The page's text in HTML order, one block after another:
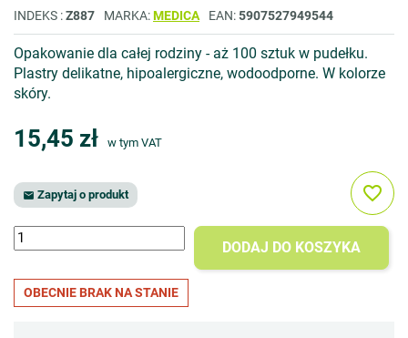
INDEKS Z887 MARKA MEDICA EAN 5907527949544
Opakowanie dla całej rodziny - aż 100 sztuk w pudełku.
Plastry delikatne, hipoalergiczne, wodoodporne. W kolorze
skóry.
15,45 zł w tym VAT
 Zapytaj o produkt
DODAJ DO KOSZYKA
favorite_border
OBECNIE BRAK NA STANIE